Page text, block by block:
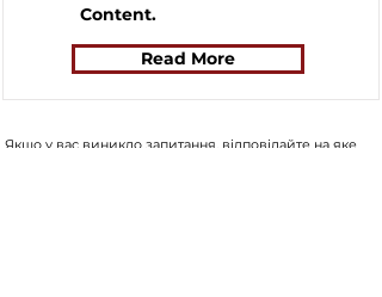
Content.
Read More
Якщо у вас виникло запитання, відповідайте на яке